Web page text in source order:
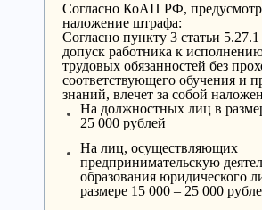
Cогласно КоАП РФ,
наложение штрафа:
Согласно пункту 3 статьи
допуск работника к
трудовых обязанностей без
соответствующего обучения и
знаний, влечет за собой
На должностных лиц в
25 000 рублей
На лиц, осуществляющих
предпринимательскую
образования юридического
размере 15 000 – 25 000